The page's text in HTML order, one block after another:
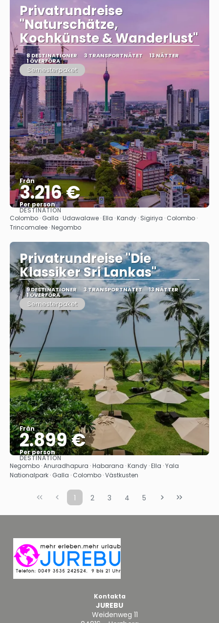
Privatrundreise
"Naturschätze,
Kochkünste & Wanderlust"
8 DESTINATIONER 3 TRANSPORTNÄTET 13 NÄTTER
1 ÖVERFÖRA
Semesterpaket
Från
3.216 €
Per person
Se
DESTINATION
Colombo · Galla · Udawalawe · Ella · Kandy · Sigiriya · Colombo ·
Trincomalee · Negombo
Privatrundreise "Die
Klassiker Sri Lankas"
9 DESTINATIONER 3 TRANSPORTNÄTET 13 NÄTTER
1 ÖVERFÖRA
Semesterpaket
Från
2.899 €
Per person
Se
DESTINATION
Negombo · Anuradhapura · Habarana · Kandy · Ella · Yala
Nationalpark · Galla · Colombo · Västkusten
1 2 3 4 5
Kontakta
JUREBU
Weidenweg 11